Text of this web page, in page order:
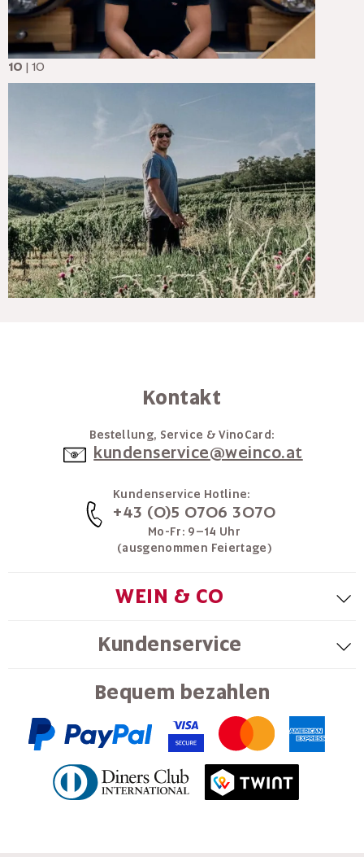
10 | 10
Kontakt
Bestellung, Service & VinoCard:
kundenservice@weinco.at
Kundenservice Hotline:
+43 (0)5 0706 3070
Mo-Fr: 9–14 Uhr
(ausgenommen Feiertage)
WEIN & CO
Kundenservice
Bequem bezahlen